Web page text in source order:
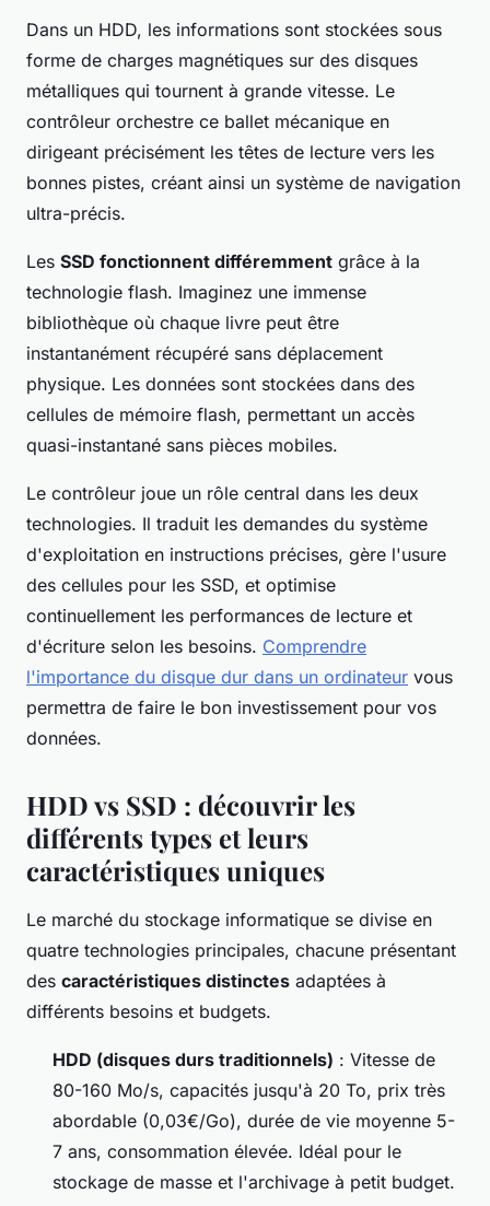
Dans un HDD, les informations sont stockées sous
forme de charges magnétiques sur des disques
métalliques qui tournent à grande vitesse. Le
contrôleur orchestre ce ballet mécanique en
dirigeant précisément les têtes de lecture vers les
bonnes pistes, créant ainsi un système de navigation
ultra-précis.
Les SSD fonctionnent différemment grâce à la
technologie flash. Imaginez une immense
bibliothèque où chaque livre peut être
instantanément récupéré sans déplacement
physique. Les données sont stockées dans des
cellules de mémoire flash, permettant un accès
quasi-instantané sans pièces mobiles.
Le contrôleur joue un rôle central dans les deux
technologies. Il traduit les demandes du système
d'exploitation en instructions précises, gère l'usure
des cellules pour les SSD, et optimise
continuellement les performances de lecture et
d'écriture selon les besoins. Comprendre
l'importance du disque dur dans un ordinateur vous
permettra de faire le bon investissement pour vos
données.
HDD vs SSD : découvrir les
différents types et leurs
caractéristiques uniques
Le marché du stockage informatique se divise en
quatre technologies principales, chacune présentant
des caractéristiques distinctes adaptées à
différents besoins et budgets.
HDD (disques durs traditionnels) : Vitesse de
80-160 Mo/s, capacités jusqu'à 20 To, prix très
abordable (0,03€/Go), durée de vie moyenne 5-
7 ans, consommation élevée. Idéal pour le
stockage de masse et l'archivage à petit budget.